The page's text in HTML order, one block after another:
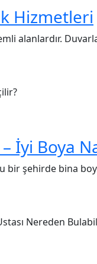
Hizmetleri
alanlardır.
İyi Boya
şehirde bina